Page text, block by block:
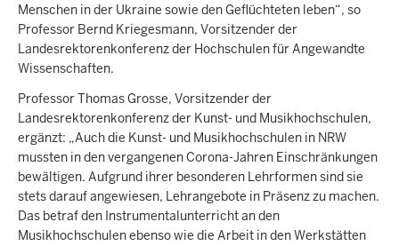
Menschen in der Ukraine sowie den Geflüchteten leben“, so
Professor Bernd Kriegesmann, Vorsitzender der
Landesrektorenkonferenz der Hochschulen für Angewandte
Wissenschaften.
Professor Thomas Grosse, Vorsitzender der
Landesrektorenkonferenz der Kunst- und Musikhochschulen,
ergänzt: „Auch die Kunst- und Musikhochschulen in NRW
mussten in den vergangenen Corona-Jahren Einschränkungen
bewältigen. Aufgrund ihrer besonderen Lehrformen sind sie
stets darauf angewiesen, Lehrangebote in Präsenz zu machen.
Das betraf den Instrumentalunterricht an den
Musikhochschulen ebenso wie die Arbeit in den Werkstätten